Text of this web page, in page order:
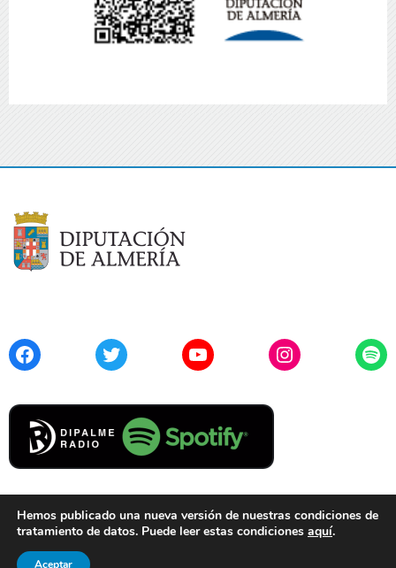
FacebookTwitter YouTubeInstagram
Cookies
Hemos publicado una nueva versión de nuestras condiciones de
tratamiento de datos. Puede leer estas condiciones aquí.
Aceptar